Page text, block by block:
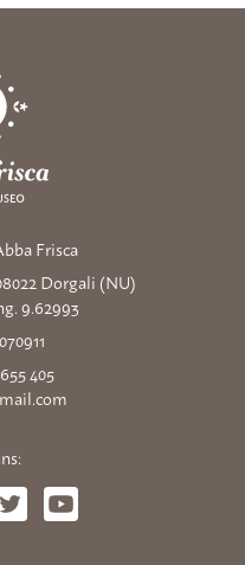
Frisca
Dorgali (NU)
9.62993
405